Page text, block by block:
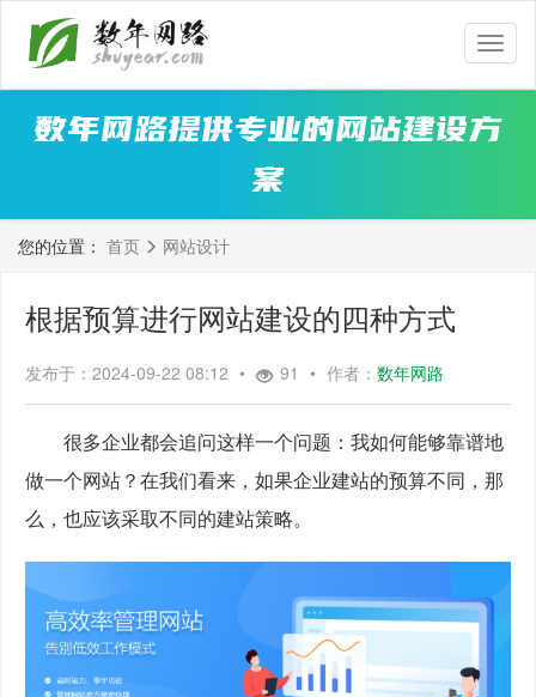
数
年
网
路
数年网路提供专业的网站建设方
案
您的位置： 首页 网站设计
根据预算进行网站建设的四种方式
发布于：2024-09-22 08:12 • 91 • 作者：数年网路
很多企业都会追问这样一个问题：我如何能够靠谱地
做一个网站？在我们看来，如果企业建站的预算不同，那
么，也应该采取不同的建站策略。